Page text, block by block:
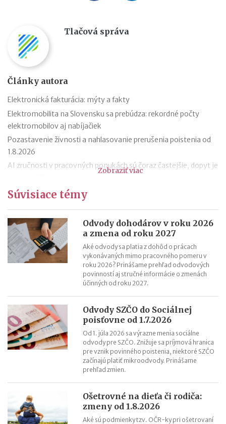
Tlačová správa
Články autora
Elektronická fakturácia: mýty a fakty
Elektromobilita na Slovensku sa prebúdza: rekordné počty
elektromobilov aj nabíjačiek
Pozastavenie živnosti a nahlasovanie prerušenia poistenia od
1.8.2026
AI zručnosti v pracovných ponukách sú čoraz častejšie, dopyt je
Návrat z dovolenky mimo EÚ: čo si možno priniesť bez platenia
Nové pravidlá EÚ v leteckej doprave: zlepšenie práv pre
cestujúcich
Riziká lacného „značkového“ tovaru: strata peňazí aj ohrozenie
zdravia
Nové pravidlá kontroly PZP od 1.8.2026
Nárok na daňový bonus či platenie poistného: pravidlá a
termíny po skončení školského roka
OČR cez letné prázdniny a zmena tlačiva v roku 2026
Zobraziť viac
Súvisiace témy
Odvody dohodárov v roku 2026
a zmena od roku 2027
Aké odvody sa platia z dohôd o prácach
vykonávaných mimo pracovného pomeru v
roku 2026? Prinášame prehľad odvodových
povinností aj stručné informácie o zmenách
účinných od roku 2027.
Odvody SZČO do Sociálnej
poisťovne od 1.7.2026
Od 1. júla 2026 sa výrazne menia sociálne
odvody pre SZČO. Znižuje sa príjmová hranica
pre vznik povinného poistenia, niektoré SZČO
začínajú platiť mikroodvody. Prinášame
prehľad zmien.
Ošetrovné na dieťa či rodiča:
zmeny od 1.8.2026
Aké sú podmienky tzv. OČR-ky pri ošetrovaní